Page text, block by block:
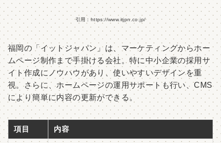
引用：https://www.itjpn.co.jp/
福岡の「イットジャパン」は、マーケティングからホー
ムページ制作まで手掛ける会社。特に中小企業の採用サ
イト作成にノウハウがあり、使いやすいデザインを重
視。さらに、ホームページの運用サポートも行い、CMS
により簡単に内容の更新ができる。
項目 内容